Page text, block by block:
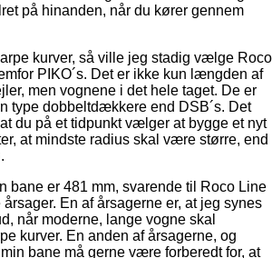
på hinanden, når du kører gennem
kurver, så ville jeg stadig vælge Roco
PIKO´s. Det er ikke kun længden af
men vognene i det hele taget. De er
type dobbeltdækkere end DSB´s. Det
du på et tidpunkt vælger at bygge et nyt
at mindste radius skal være større, end
bane er 481 mm, svarende til Roco Line
En af årsagerne er, at jeg synes
når moderne, lange vogne skal
kurver. En anden af årsagerne, og
bane må gerne være forberedt for, at